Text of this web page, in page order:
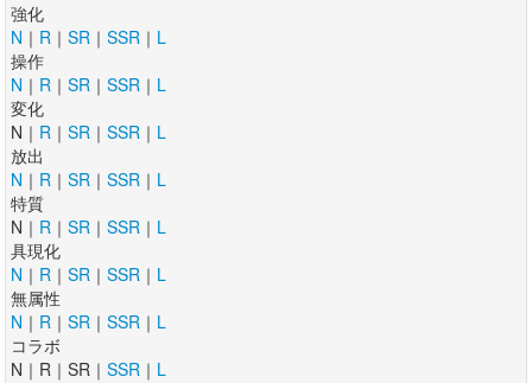
強化
N ｜ R ｜ SR ｜ SSR ｜ L
操作
N ｜ R ｜ SR ｜ SSR ｜ L
変化
N｜ R ｜ SR ｜ SSR ｜ L
放出
N ｜ R ｜ SR ｜ SSR ｜ L
特質
N｜ R ｜ SR ｜ SSR ｜ L
具現化
N ｜ R ｜ SR ｜ SSR ｜ L
無属性
N ｜ R ｜ SR ｜ SSR ｜ L
コラボ
N｜R｜SR｜ SSR ｜ L